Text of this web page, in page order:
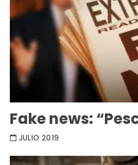
Fake news:
JULIO 2019